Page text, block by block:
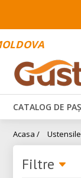
CATALOG DE
Acasa /
Filtre